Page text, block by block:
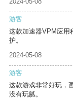
游客
这款加速器VPM应用
护。
2024-05-08
游客
这款游戏非常好玩，
没有玩腻。